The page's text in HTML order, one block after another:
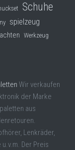
Schuhe
spielzeug
Werkzeug
Wir verkaufen
der Marke
aus
Lenkräder,
Der Preis